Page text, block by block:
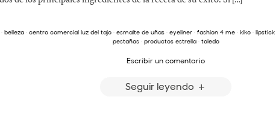
· belleza · centro comercial luz del tajo · esmalte de uñas · eyeliner · fashion 4 me · kiko · lipstick
pestañas· productos estrella· toledo
Escribir un comentario
Seguir leyendo